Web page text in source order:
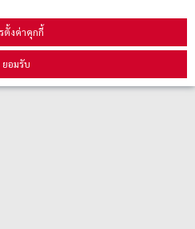
ตั้งค่าคุกกี้
ยอมรับ